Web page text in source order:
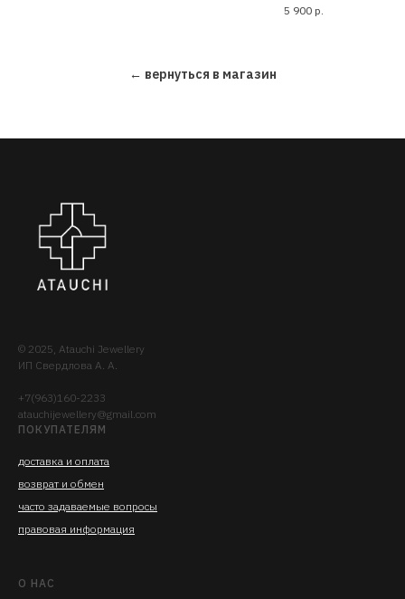
5 900 р.
← вернуться в магазин
© 2025, Atauchi Jewellery
ИП Свердлова А. А.
+7(963)160-2233
atauchijewellery@gmail.com
ПОКУПАТЕЛЯМ
доставка и оплата
возврат и обмен
часто задаваемые вопросы
правовая информация
О НАС